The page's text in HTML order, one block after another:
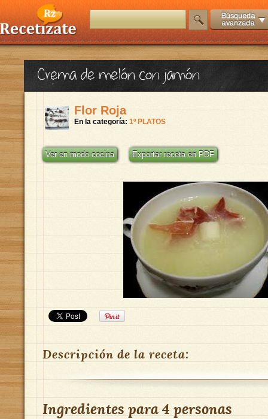
Crema de melón con jamón
Flor Roja
En la categoría: 1º PLATOS
Ver en modo cocina Exportar receta en PDF
Descripción de la receta:
Ingredientes para4 personas